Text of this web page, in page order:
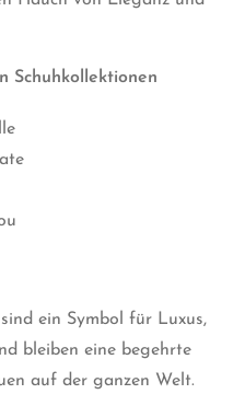
Schuhkollektionen
ein Symbol für Luxus,
bleiben eine begehrte
auf der ganzen Welt.